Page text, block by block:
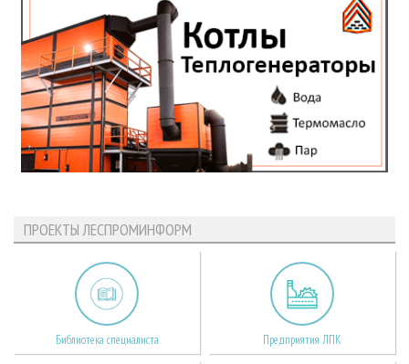
ПРОЕКТЫ ЛЕСПРОМИНФОРМ
Библиотека специалиста Предприятия ЛПК